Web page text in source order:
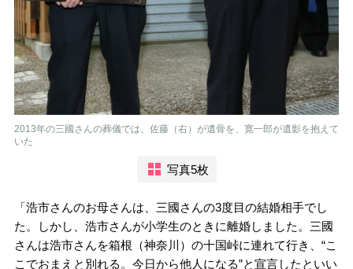
2013年の三國さんの葬儀では、佐藤（右）が遺骨を、寛一郎が遺影を抱えて
いた
写真5枚
「浩市さんのお母さんは、三國さんの3度目の結婚相手でし
た。しかし、浩市さんが小学生のときに離婚しました。三國
さんは浩市さんを箱根（神奈川）の十国峠に連れて行き、“こ
こでおまえと別れる。今日から他人になる”と宣言したといい